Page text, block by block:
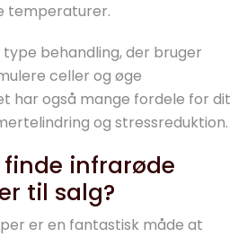
temperaturer.
behandling, der bruger
celler og øge
har også mange fordele for dit
og stressreduktion.
finde infrarøde
til salg?
er en fantastisk måde at